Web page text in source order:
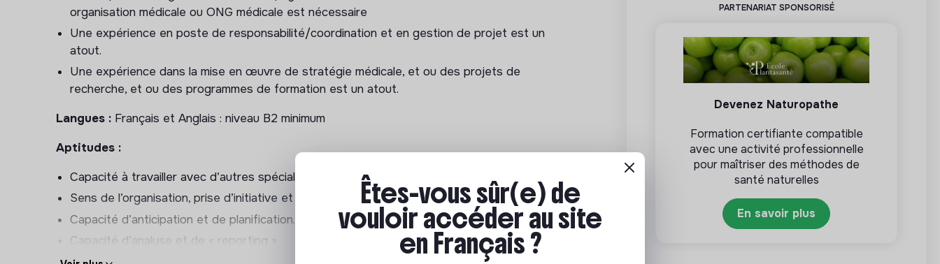
Participer à l’élaboration et au suivi des projets dans son domaine de spécialité
(urgences/programmes réguliers), tout en tenant compte des contraintes spécifiques à
chaque contexte.
Faciliter la mise en place d’activités de rééducation dans les différents contextes
camps de réfugiés, etc….
S’assurer que les protocoles, outils et procédures sont mis à la disposition des équipes,
Répondre aux questions issues du terrain, et coordonner les réponses avec les
référents d’autres spécialités si nécessaire (Chirurgie, Pédiatrie, Infirmier, etc.).
Collaborer avec l’équipe de rééducation de la Fondation MSF (imprimante 3D pour
prothèses membre supérieur, masques pour brulés de la face ; brulure, santé de la
femme et pédiatrie), suivre les résultats et demandes sur le terrain.
organisation médicale ou ONG médicale est nécessaire
Une expérience en poste de responsabilité/coordination et en gestion de projet est un
atout.
Une expérience dans la mise en œuvre de stratégie médicale, et ou des projets de
recherche, et ou des programmes de formation est un atout.
Langues : Français et Anglais : niveau B2 minimum
Aptitudes :
Capacité à travailler avec d’autres spécialistes et en équipe.
Sens de l’organisation, prise d’initiative et de bonne argumentation.
Capacité d’anticipation et de planification.
Capacité d’analyse et de « reporting »
PARTENARIAT SPONSORISÉ
Devenez Naturopathe
Formation certifiante compatible
avec une activité professionnelle
pour maîtriser des méthodes de
santé naturelles
En savoir plus
Êtes-vous sûr(e) de
vouloir accéder au site
en Français ?